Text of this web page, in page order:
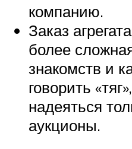
компанию.
Заказ
более
знакомств и
говорить
надеяться
аукционы.